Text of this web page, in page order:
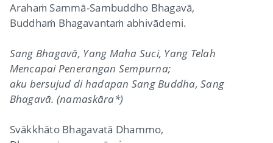
Arahaṁ Sammā-Sambuddho Bhagavā,
Buddhaṁ Bhagavantaṁ abhivādemi.
Sang Bhagavā, Yang Maha Suci, Yang Telah
Mencapai Penerangan Sempurna;
aku bersujud di hadapan Sang Buddha, Sang
Bhagavā. (namaskāra*)
Svākkhāto Bhagavatā Dhammo,